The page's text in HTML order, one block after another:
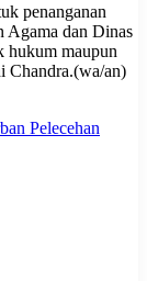
penanganan
Agama dan Dinas
hukum maupun
Chandra.(wa/an)
Pelecehan